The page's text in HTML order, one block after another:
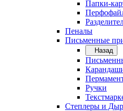
Папки-
Пеналы
Письменные
Назад
Ручки
Степлеры и